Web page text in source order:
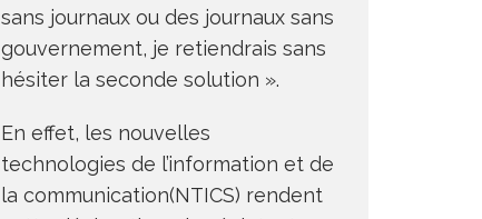
sans journaux ou des journaux sans
gouvernement, je retiendrais sans
hésiter la seconde solution ».
En effet, les nouvelles
technologies de l’information et de
la communication(NTICS) rendent